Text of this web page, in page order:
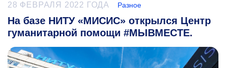
28 ФЕВРАЛЯ 2022 ГОДА Разное
На базе НИТУ «МИСИС» открылся Центр
гуманитарной помощи #МЫВМЕСТЕ.